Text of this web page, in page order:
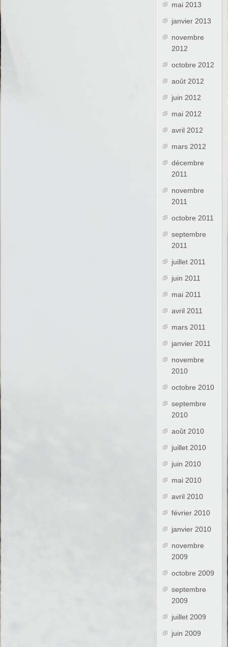
mai 2013
janvier 2013
novembre
2012
octobre 2012
août 2012
juin 2012
mai 2012
avril 2012
mars 2012
décembre
2011
novembre
2011
octobre 2011
septembre
2011
juillet 2011
juin 2011
mai 2011
avril 2011
mars 2011
janvier 2011
novembre
2010
octobre 2010
septembre
2010
août 2010
juillet 2010
juin 2010
mai 2010
avril 2010
février 2010
janvier 2010
novembre
2009
octobre 2009
septembre
2009
juillet 2009
juin 2009